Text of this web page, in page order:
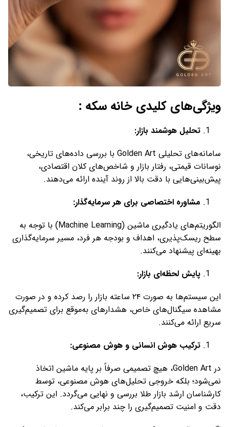
ویژگی‌های کلیدی خانه سکه :
تحلیل هوشمند بازار:
سامانه‌های تحلیلی Golden Art با بررسی داده‌های تاریخی،
نوسانات قیمتی، رفتار بازار و شاخص‌های کلان اقتصادی،
پیش‌بینی‌هایی با دقت بالا از روند آینده ارائه می‌دهند.
مشاوره اختصاصی برای هر سرمایه‌گذار:
الگوریتم‌های یادگیری ماشین (Machine Learning) با توجه به
سطح ریسک‌پذیری، اهداف و بودجه هر فرد، مسیر سرمایه‌گذاری
بهینه‌ای پیشنهاد می‌کنند.
پایش لحظه‌ای بازار:
این سیستم‌ها به صورت ۲۴ ساعته بازار را رصد کرده و در صورت
مشاهده سیگنال‌های خاص، هشدارهای به‌موقع برای تصمیم‌گیری
سریع ارائه می‌کنند.
ترکیب هوش انسانی و هوش مصنوعی:
در Golden Art، هیچ تصمیمی صرفاً بر پایه ماشین اتخاذ
نمی‌شود؛ بلکه خروجی تحلیل‌های هوش مصنوعی، توسط
کارشناسان ارشد بازار طلا بررسی و نهایی می‌گردد. این ترکیب،
دقت و امنیت تصمیم‌گیری را چند برابر می‌کند.